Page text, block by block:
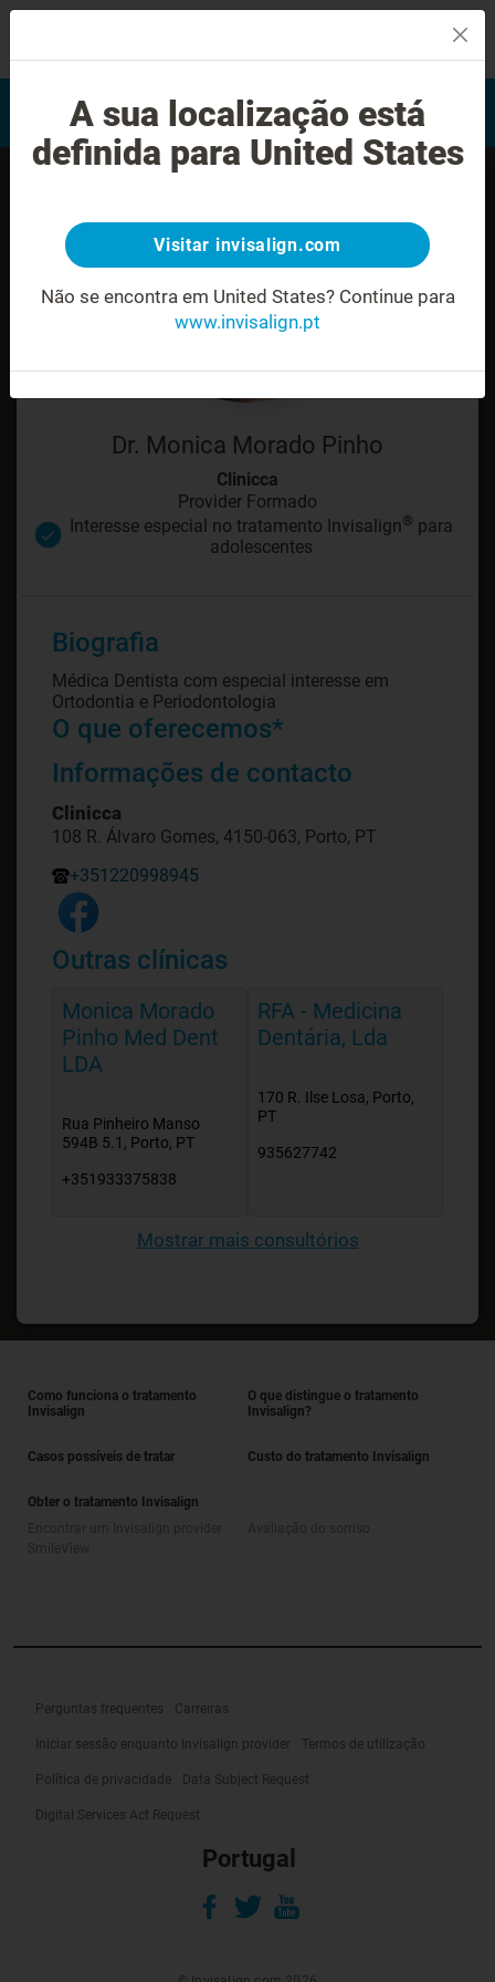
Avaliação do sorriso
Encontrar um Invisalign
provider
Dr. Monica Morado Pinho
Clinicca
Provider Formado
Interesse especial no tratamento Invisalign® para
adolescentes
Biografia
Médica Dentista com especial interesse em
Ortodontia e Periodontologia
O que oferecemos*
Informações de contacto
Clinicca
108 R. Álvaro Gomes, 4150-063, Porto, PT
+351220998945
Outras clínicas
Monica Morado
Pinho Med Dent
LDA
Rua Pinheiro Manso
594B 5.1, Porto, PT
+351933375838
RFA - Medicina
Dentária, Lda
170 R. Ilse Losa, Porto,
PT
935627742
Mostrar mais consultórios
Como funciona o tratamento
Invisalign
O que distingue o tratamento
Invisalign?
Casos possíveis de tratar Custo do tratamento Invisalign
Obter o tratamento Invisalign
Perguntas frequentes Carreiras
Iniciar sessão enquanto Invisalign provider Termos de utilização
Política de privacidade Data Subject Request
Digital Services Act Request
Portugal
A sua localização está
definida para United States
Visitar invisalign.com
Não se encontra em United States? Continue para
www.invisalign.pt